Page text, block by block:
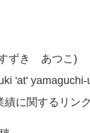
ずき あつこ)
'at'
績に関するリン